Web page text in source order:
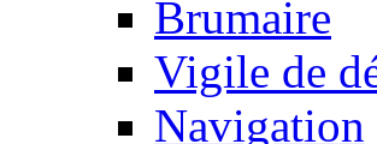
Brumaire
Vigile de
Navigation